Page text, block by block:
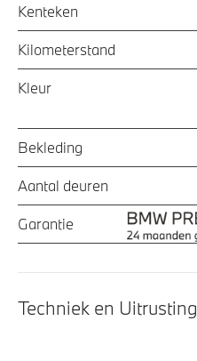
Kenteken
Kilometerstand
Kleur
Bekleding
Aantal deuren
Garantie
Techniek en Uitrusting